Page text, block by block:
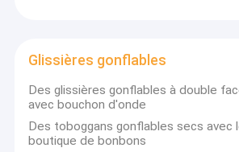
Glissières gonflables
Des glissières gonflables à double
avec bouchon d'onde
Des toboggans gonflables secs avec
boutique de bonbons